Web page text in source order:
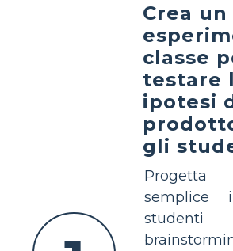
Crea un
classe
testare
ipotesi
gli
Progetta